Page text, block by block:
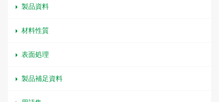
製品資料
材料性質
表面処理
製品補足資料